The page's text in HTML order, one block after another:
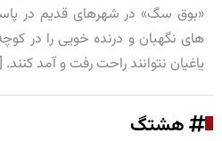
«بوق سگ» در شهرهای قدیم در
های نگهبان و درنده خویی را در
یاغیان نتوانند راحت رفت و آمد
هشتگ